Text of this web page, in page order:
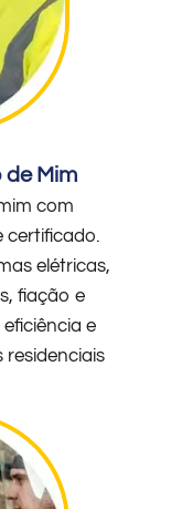
de Mim
com
certificado.
elétricas,
fiação e
e